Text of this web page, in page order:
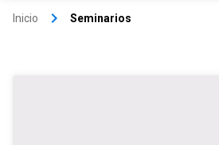
Inicio keyboard_arrow_right Seminarios